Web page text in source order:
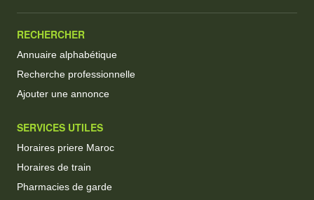
RECHERCHER
Annuaire alphabétique
Recherche professionnelle
Ajouter une annonce
SERVICES UTILES
Horaires priere Maroc
Horaires de train
Pharmacies de garde